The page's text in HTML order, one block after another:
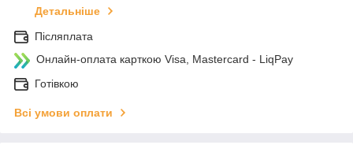
Детальніше
Післяплата
Онлайн-оплата карткою Visa, Mastercard - LiqPay
Готівкою
Всі умови оплати